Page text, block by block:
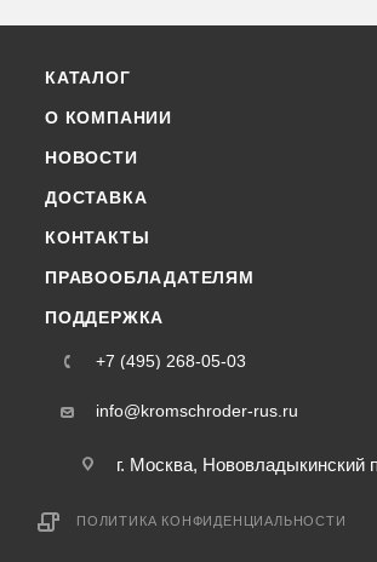
КАТАЛОГ
О КОМПАНИИ
НОВОСТИ
ДОСТАВКА
КОНТАКТЫ
ПРАВООБЛАДАТЕЛЯМ
ПОДДЕРЖКА
+7 (495) 268-05-03
info@kromschroder-rus.ru
г. Москва, Нововладыкинский
ПОЛИТИКА КОНФИДЕНЦИАЛЬНОСТИ